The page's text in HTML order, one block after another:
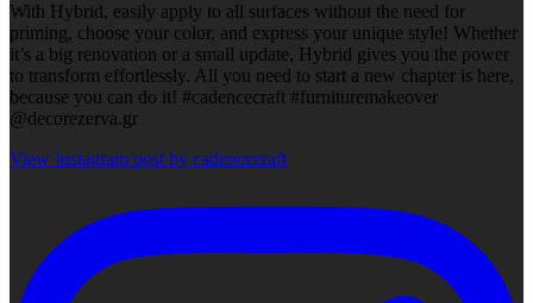
With Hybrid, easily apply to all surfaces without the need for
priming, choose your color, and express your unique style! Whether
it’s a big renovation or a small update, Hybrid gives you the power
to transform effortlessly. All you need to start a new chapter is here,
because you can do it! #cadencecraft #furnituremakeover
@decorezerva.gr
View Instagram post by cadencecraft